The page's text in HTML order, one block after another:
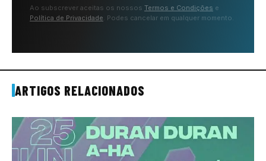
Ao subscrever aceitas os nossos Termos e Condições e
Política de Privacidade . Podes cancelar em qualquer momento.
ARTIGOS RELACIONADOS